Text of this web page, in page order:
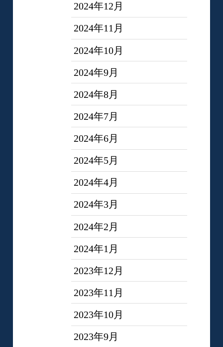
2024年12月
2024年11月
2024年10月
2024年9月
2024年8月
2024年7月
2024年6月
2024年5月
2024年4月
2024年3月
2024年2月
2024年1月
2023年12月
2023年11月
2023年10月
2023年9月